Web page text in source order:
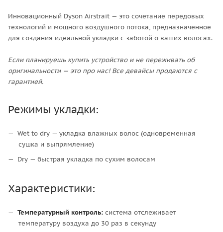
Инновационный Dyson Airstrait — это сочетание передовых
технологий и мощного воздушного потока, предназначенное
для создания идеальной укладки с заботой о ваших волосах.
Если планируешь купить устройство и не переживать об
оригинальности — это про нас! Все девайсы продаются с
гарантией.
Режимы укладки:
Wet to dry — укладка влажных волос (одновременная
сушка и выпрямление)
Dry — быстрая укладка по сухим волосам
Характеристики:
Температурный контроль: система отслеживает
температуру воздуха до 30 раз в секунду